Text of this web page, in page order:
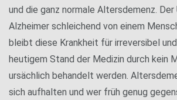
und die ganz normale Altersdemenz.
Alzheimer schleichend von einem
bleibt diese Krankheit für irreversibel
heutigem Stand der Medizin durch kein
ursächlich behandelt werden.
sich aufhalten und wer früh genug